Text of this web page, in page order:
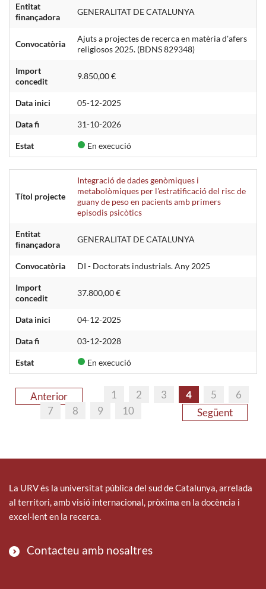
Entitat
ﬁnançadora
GENERALITAT DE CATALUNYA
Convocatòria
Ajuts a projectes de recerca en matèria d'afers
religiosos 2025. (BDNS 829348)
Import
concedit
9.850,00 €
Data inici 05-12-2025
Data fi 31-10-2026
Estat En execució
Títol projecte
Integració de dades genòmiques i
metabolòmiques per l'estratificació del risc de
guany de peso en pacients amb primers
episodis psicòtics
Entitat
ﬁnançadora
GENERALITAT DE CATALUNYA
Convocatòria DI - Doctorats industrials. Any 2025
Import
concedit
37.800,00 €
Data inici 04-12-2025
Data fi 03-12-2028
Estat En execució
Anterior 1 2 3 4 5
6
7
8 9 10 Següent
La URV és la universitat pública del sud de Catalunya, arrelada
al territori, amb visió internacional, pròxima en la docència i
excel·lent en la recerca.
Contacteu amb nosaltres